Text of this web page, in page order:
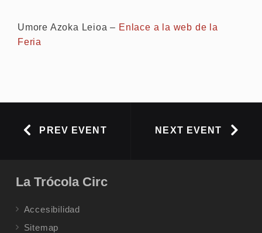
Umore Azoka Leioa – Enlace a la web de la
Feria
PREV EVENT NEXT EVENT
La Trócola Circ
Accesibilidad
Sitemap